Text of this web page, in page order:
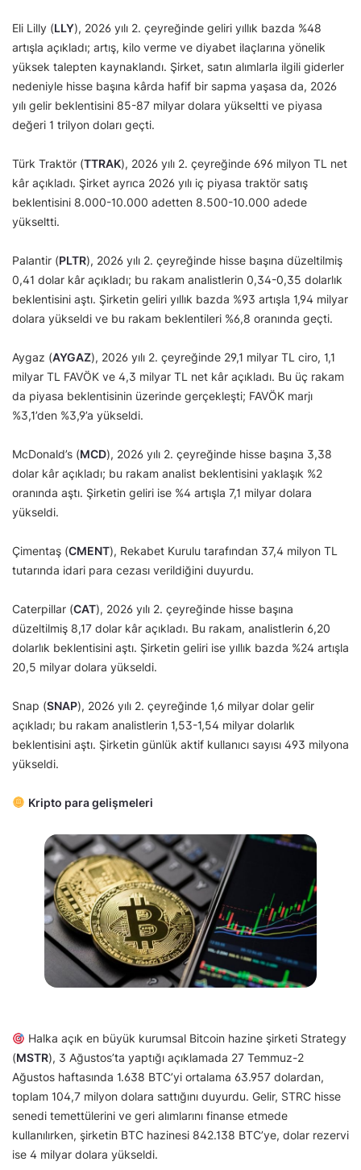
Eli Lilly (LLY), 2026 yılı 2. çeyreğinde geliri yıllık bazda %48
artışla açıkladı; artış, kilo verme ve diyabet ilaçlarına yönelik
yüksek talepten kaynaklandı. Şirket, satın alımlarla ilgili giderler
nedeniyle hisse başına kârda hafif bir sapma yaşasa da, 2026
yılı gelir beklentisini 85-87 milyar dolara yükseltti ve piyasa
değeri 1 trilyon doları geçti.
Türk Traktör (TTRAK), 2026 yılı 2. çeyreğinde 696 milyon TL net
kâr açıkladı. Şirket ayrıca 2026 yılı iç piyasa traktör satış
beklentisini 8.000-10.000 adetten 8.500-10.000 adede
yükseltti.
Palantir (PLTR), 2026 yılı 2. çeyreğinde hisse başına düzeltilmiş
0,41 dolar kâr açıkladı; bu rakam analistlerin 0,34-0,35 dolarlık
beklentisini aştı. Şirketin geliri yıllık bazda %93 artışla 1,94 milyar
dolara yükseldi ve bu rakam beklentileri %6,8 oranında geçti.
Aygaz (AYGAZ), 2026 yılı 2. çeyreğinde 29,1 milyar TL ciro, 1,1
milyar TL FAVÖK ve 4,3 milyar TL net kâr açıkladı. Bu üç rakam
da piyasa beklentisinin üzerinde gerçekleşti; FAVÖK marjı
%3,1’den %3,9’a yükseldi.
McDonald’s (MCD), 2026 yılı 2. çeyreğinde hisse başına 3,38
dolar kâr açıkladı; bu rakam analist beklentisini yaklaşık %2
oranında aştı. Şirketin geliri ise %4 artışla 7,1 milyar dolara
yükseldi.
Çimentaş (CMENT), Rekabet Kurulu tarafından 37,4 milyon TL
tutarında idari para cezası verildiğini duyurdu.
Caterpillar (CAT), 2026 yılı 2. çeyreğinde hisse başına
düzeltilmiş 8,17 dolar kâr açıkladı. Bu rakam, analistlerin 6,20
dolarlık beklentisini aştı. Şirketin geliri ise yıllık bazda %24 artışla
20,5 milyar dolara yükseldi.
Snap (SNAP), 2026 yılı 2. çeyreğinde 1,6 milyar dolar gelir
açıkladı; bu rakam analistlerin 1,53-1,54 milyar dolarlık
beklentisini aştı. Şirketin günlük aktif kullanıcı sayısı 493 milyona
yükseldi.
Kripto para gelişmeleri
Halka açık en büyük kurumsal Bitcoin hazine şirketi Strategy
(MSTR), 3 Ağustos’ta yaptığı açıklamada 27 Temmuz-2
Ağustos haftasında 1.638 BTC’yi ortalama 63.957 dolardan,
toplam 104,7 milyon dolara sattığını duyurdu. Gelir, STRC hisse
senedi temettülerini ve geri alımlarını finanse etmede
kullanılırken, şirketin BTC hazinesi 842.138 BTC’ye, dolar rezervi
ise 4 milyar dolara yükseldi.